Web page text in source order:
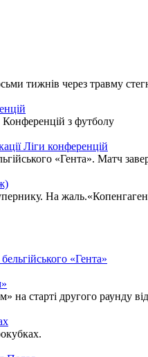
тижнів через травму
Конференцій з футболу
Ліги конференцій
«Гента». Матч
На
«Гента»
на старті другого раунду